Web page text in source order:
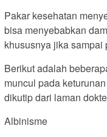
Pakar kesehatan
bisa menyebabkan
khususnya jika
Berikut adalah
muncul pada
dikutip dari laman
Albinisme